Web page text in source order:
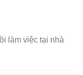
làm việc tại nhà